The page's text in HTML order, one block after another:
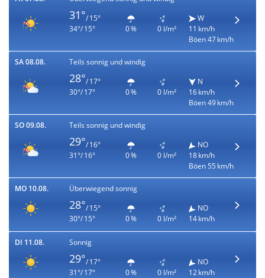
31°/ 15°
34°/ 15°
0 % 0 l/m²
W
11 km/h
Böen 47 km/h
SA 08.08. Teils sonnig und windig
28°/ 17°
30°/ 17°
0 % 0 l/m²
N
16 km/h
Böen 49 km/h
SO 09.08. Teils sonnig und windig
29°/ 16°
31°/ 16°
0 % 0 l/m²
NO
18 km/h
Böen 55 km/h
MO 10.08. Überwiegend sonnig
28°/ 15°
30°/ 15°
0 % 0 l/m²
NO
14 km/h
DI 11.08. Sonnig
29°/ 17°
31°/ 17°
0 % 0 l/m²
NO
12 km/h